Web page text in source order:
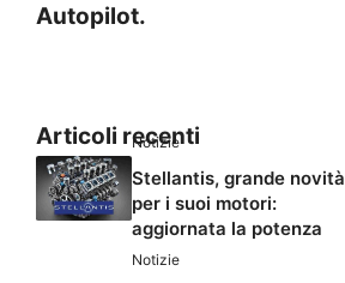
Autopilot.
Articoli recenti
Notizie
Stellantis, grande novità
per i suoi motori:
aggiornata la potenza
Notizie